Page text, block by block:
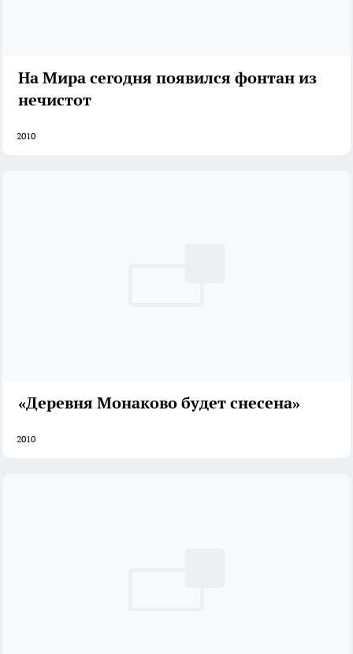
На Мира сегодня появился фонтан из
нечистот
2010
«Деревня Монаково будет снесена»
2010